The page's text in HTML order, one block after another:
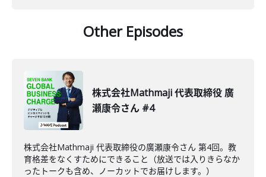
Other Episodes
株式会社Mathmaji 代表取締役 廣
瀬康令さん #4
株式会社Mathmaji 代表取締役の廣瀬康令さん 第4回。教
育格差をなくすためにできること（放送では入りきらなか
ったトークも含め、ノーカットでお届けします。）